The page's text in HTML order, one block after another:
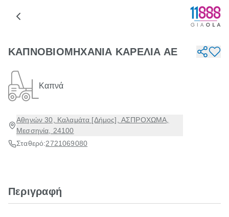
ΚΑΠΝΟΒΙΟΜΗΧΑΝΙΑ ΚΑΡΕΛΙΑ ΑΕ
Καπνά
Αθηνών 30, Καλαμάτα [Δήμος], ΑΣΠΡΟΧΩΜΑ,
Μεσσηνία, 24100
Σταθερό:2721069080
Περιγραφή